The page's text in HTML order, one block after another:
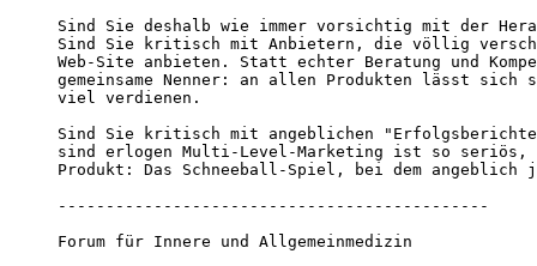
Sind Sie deshalb wie immer vorsichtig mit der
Sind Sie kritisch mit Anbietern, die völlig
Web-Site anbieten. Statt echter Beratung und
gemeinsame Nenner: an allen Produkten lässt sich
viel verdienen.
Sind Sie kritisch mit angeblichen
sind erlogen Multi-Level-Marketing ist so seriös,
Produkt: Das Schneeball-Spiel, bei dem
---------------------------------------------
Forum für Innere und Allgemeinmedizin